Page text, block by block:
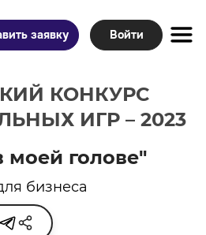
заявку Войти
КОНКУРС
ИГР – 2023
моей голове"
бизнеса